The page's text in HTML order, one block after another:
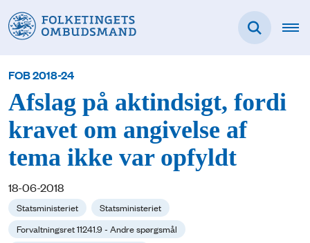
FOB 2018-24
Afslag på aktindsigt, fordi
kravet om angivelse af
tema ikke var opfyldt
18-06-2018
Statsministeriet
Statsministeriet
Forvaltningsret 11241.9 - Andre spørgsmål